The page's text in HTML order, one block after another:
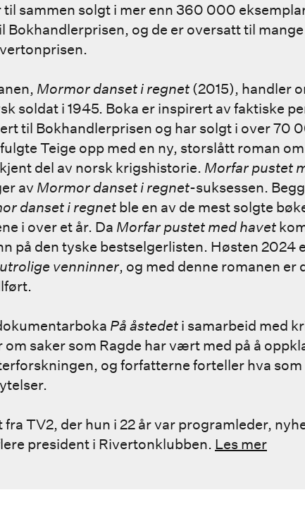
til sammen solgt i mer enn 360 000
Bokhandlerprisen, og de er oversatt til
Mormor danset i regnet (2015), handler
soldat i 1945. Boka er inspirert av faktiske
til Bokhandlerprisen og har solgt i over 70
Teige opp med en ny, storslått roman
del av norsk krigshistorie. Morfar pustet
avMormor danset i regnet-suksessen.
danset i regnet ble en av de mest solgte
i over et år. Da Morfar pustet med havet
på den tyske bestselgerlisten. Høsten 2024
venninner, og med denne romanen er
På åstedet i samarbeid med
om saker som Ragde har vært med på å
og forfatterne forteller hva som
fra TV2, der hun i 22 år var programleder,
president i Rivertonklubben. Les mer